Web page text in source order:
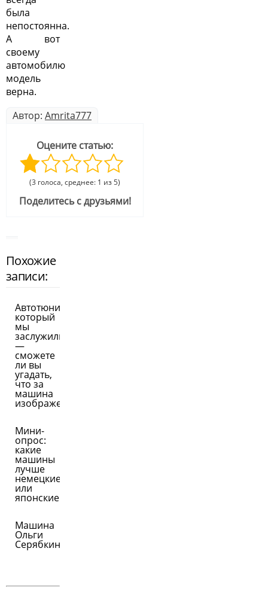
была
непостоянна.
А вот
своему
автомобилю
модель
верна.
Автор: Amrita777
Оцените статью:
(3 голоса, среднее: 1 из 5)
Поделитесь с друзьями!
Похожие
записи:
Автотюнинг,
который
мы
заслужили
—
сможете
ли вы
угадать,
что за
машина
изображена
Мини-
опрос:
какие
машины
лучше
немецкие
или
японские
Машина
Ольги
Серябкиной